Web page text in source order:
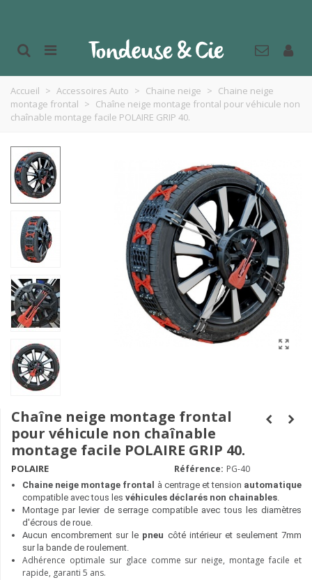
Accueil > Accessoires Auto > Chaine neige > Chaine neige
montage frontal > Chaîne neige montage frontal pour véhicule non
chaînable montage facile POLAIRE GRIP 40.
Chaîne neige montage frontal
pour véhicule non chaînable
montage facile POLAIRE GRIP 40.
POLAIRE Référence: PG-40
Chaine neige montage frontal à centrage et tension automatique
compatible avec tous les véhicules déclarés non chainables.
Montage par levier de serrage compatible avec tous les diamètres
d'écrous de roue.
Aucun encombrement sur le pneu côté intérieur et seulement 7mm
sur la bande de roulement.
Adhérence optimale sur glace comme sur neige, montage facile et
rapide, garanti 5 ans.